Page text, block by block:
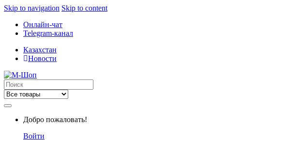
Skip to navigation Skip to content
Онлайн-чат
Telegram-канал
Казахстан
Новости
Search
for:
Добро пожаловать!
Войти